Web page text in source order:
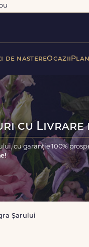
de nastereOcazii
cu Livrare
cu garanție 100%
Șarului